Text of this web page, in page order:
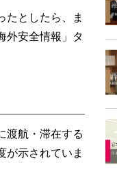
たとしたら、ま
外安全情報」タ
渡航・滞在する
が示されていま